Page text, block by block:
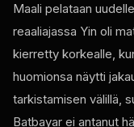
Maali pelataan
reaaliajassa Yin oli
kierretty korkealle,
huomionsa näytti
tarkistamisen välillä,
Batbayar ei antanut